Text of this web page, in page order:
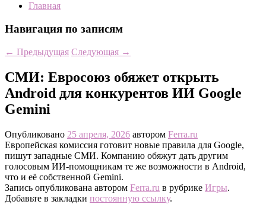
Главная
Навигация по записям
← Предыдущая Следующая →
СМИ: Евросоюз обяжет открыть
Android для конкурентов ИИ Google
Gemini
Опубликовано 25 апреля, 2026 автором Ferra.ru
Европейская комиссия готовит новые правила для Google,
пишут западные СМИ. Компанию обяжут дать другим
голосовым ИИ-помощникам те же возможности в Android,
что и её собственной Gemini.
Запись опубликована автором Ferra.ru в рубрике Игры.
Добавьте в закладки постоянную ссылку.